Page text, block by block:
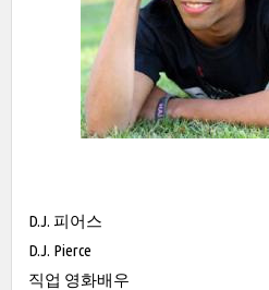
D.J. 피어스
D.J. Pierce
직업 영화배우